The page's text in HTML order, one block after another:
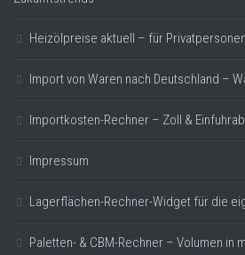
Heizölpreise aktuell – für
Import von Waren nach Deutschland –
Importkosten-Rechner – Zoll &
Impressum
Lagerflächen-Rechner-Widget für die
Paletten- & CBM-Rechner – Volumen in